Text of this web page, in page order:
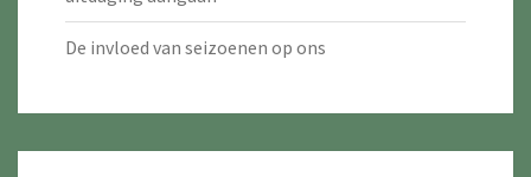
De invloed van seizoenen op ons